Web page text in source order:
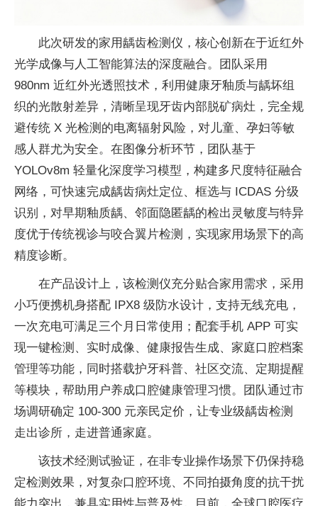
此次研发的家用龋齿检测仪，核心创新在于近红外
光学成像与人工智能算法的深度融合。团队采用
980nm 近红外光透照技术，利用健康牙釉质与龋坏组
织的光散射差异，清晰呈现牙齿内部脱矿病灶，完全规
避传统 X 光检测的电离辐射风险，对儿童、孕妇等敏
感人群尤为安全。在图像分析环节，团队基于
YOLOv8m 轻量化深度学习模型，构建多尺度特征融合
网络，可快速完成龋齿病灶定位、框选与 ICDAS 分级
识别，对早期釉质龋、邻面隐匿龋的检出灵敏度与特异
度优于传统视诊与咬合翼片检测，实现家用场景下的高
精度诊断。
在产品设计上，该检测仪充分贴合家用需求，采用
小巧便携机身搭配 IPX8 级防水设计，支持无线充电，
一次充电可满足三个月日常使用；配套手机 APP 可实
现一键检测、实时成像、健康报告生成、家庭口腔档案
管理等功能，同时搭载护牙科普、社区交流、定期提醒
等模块，帮助用户养成口腔健康管理习惯。团队通过市
场调研确定 100-300 元亲民定价，让专业级龋齿检测
走出诊所，走进普通家庭。
该技术经测试验证，在非专业操作场景下仍保持稳
定检测效果，对复杂口腔环境、不同拍摄角度的抗干扰